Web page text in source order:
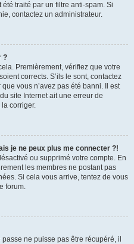
traité par un filtre anti-spam. Si
contactez un administrateur.
?
Premièrement, vérifiez que votre
corrects. S’ils le sont, contactez
vous n’avez pas été banni. Il est
site Internet ait une erreur de
la corriger.
je ne peux plus me connecter ?!
ou supprimé votre compte. En
les membres ne postant pas
Si cela vous arrive, tentez de vous
forum.
ne puisse pas être récupéré, il